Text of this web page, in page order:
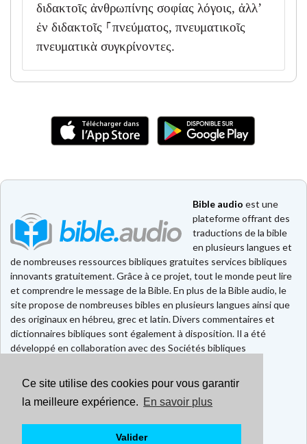
Ce site utilise des cookies pour vous garantir
la meilleure expérience. En savoir plus
Valider
διδακτοῖς ἀνθρωπίνης σοφίας λόγοις, ἀλλ’
ἐν διδακτοῖς ⸀πνεύματος, πνευματικοῖς
πνευματικὰ συγκρίνοντες.
Bible audio est une
plateforme offrant des
traductions de la bible
en plusieurs langues et
de nombreuses ressources bibliques gratuites services bibliques
innovants gratuitement. Grâce à ce projet, tout le monde peut lire
et comprendre le message de la Bible. En plus de la Bible audio, le
site propose de nombreuses bibles en plusieurs langues ainsi que
des originaux en hébreu, grec et latin. Divers commentaires et
dictionnaires bibliques sont également à disposition. Il a été
développé en collaboration avec des Sociétés bibliques
Faire un don
Contact